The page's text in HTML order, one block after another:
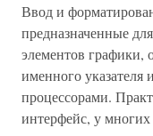
Ввод и
предназначенные
элементов графики,
именного
процессорами.
интерфейс, у